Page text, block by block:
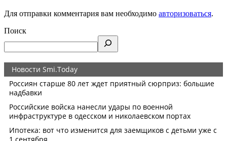
Для отправки комментария вам необходимо авторизоваться.
Поиск